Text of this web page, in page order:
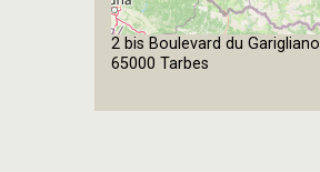
2 bis Boulevard du Garigliano
65000 Tarbes